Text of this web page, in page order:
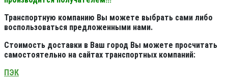
Транспортную компанию Вы можете выбрать сами либо
воспользоваться предложенными нами.
Стоимость доставки в Ваш город Вы можете просчитать
самостоятельно на сайтах транспортных компаний:
ПЭК